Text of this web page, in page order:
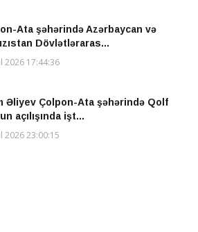
Ata şəhərində Azərbaycan və
Dövlətləraras...
2026 17:44:36
Əliyev Çolpon-Ata şəhərində Qolf
açılışında işt...
2026 23:00:15